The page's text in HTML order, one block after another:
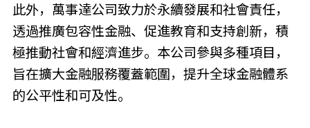
此外，萬事達公司致力於永續發展和社會責任，
透過推廣包容性金融、促進教育和支持創新，積
極推動社會和經濟進步。本公司參與多種項目，
旨在擴大金融服務覆蓋範圍，提升全球金融體系
的公平性和可及性。